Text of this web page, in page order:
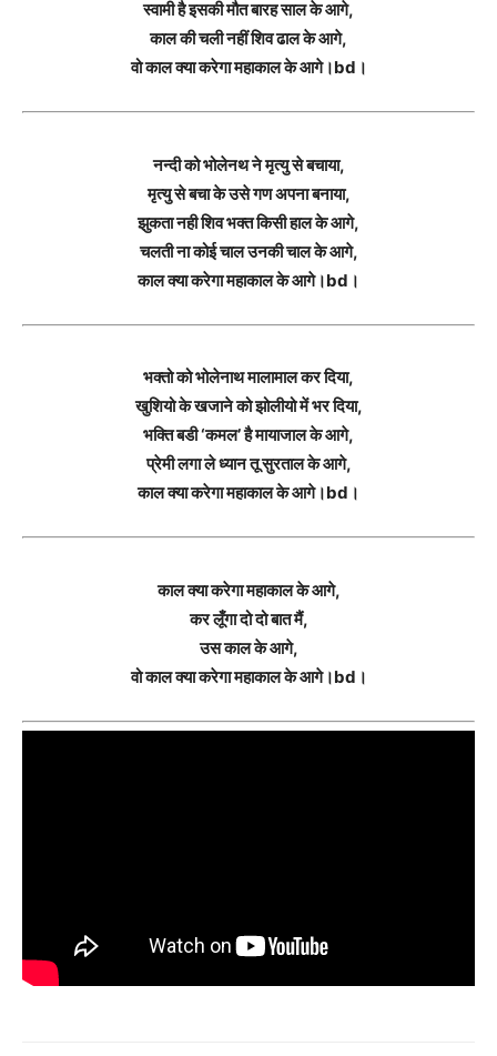
स्वामी है इसकी मौत बारह साल के आगे,
काल की चली नहीं शिव ढाल के आगे,
वो काल क्या करेगा महाकाल के आगे।bd।
नन्दी को भोलेनथ ने मृत्यु से बचाया,
मृत्यु से बचा के उसे गण अपना बनाया,
झुकता नही शिव भक्त किसी हाल के आगे,
चलती ना कोई चाल उनकी चाल के आगे,
काल क्या करेगा महाकाल के आगे।bd।
भक्तो को भोलेनाथ मालामाल कर दिया,
खुशियो के खजाने को झोलीयो में भर दिया,
भक्ति बडी ‘कमल’ है मायाजाल के आगे,
प्रेमी लगा ले ध्यान तू सुरताल के आगे,
काल क्या करेगा महाकाल के आगे।bd।
काल क्या करेगा महाकाल के आगे,
कर लूँगा दो दो बात मैं,
उस काल के आगे,
वो काल क्या करेगा महाकाल के आगे।bd।